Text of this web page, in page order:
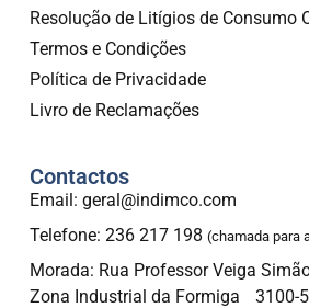
Resolução de Litígios de Consumo
Termos e Condições
Política de Privacidade
Livro de Reclamações
Contactos
Email: geral@indimco.com
Telefone: 236 217 198 (chamada para
Morada: Rua Professor Veiga
Zona Industrial da Formiga 3100-